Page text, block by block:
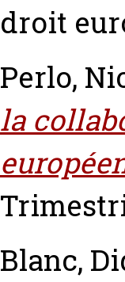
droit
Perlo,
la
Blanc,